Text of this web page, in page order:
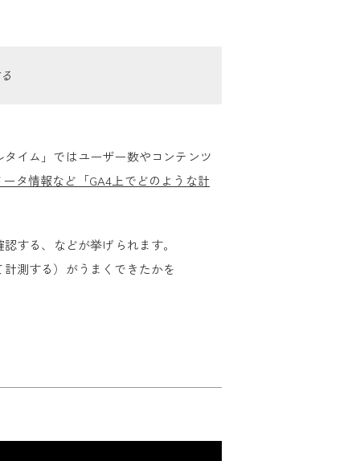
イム」ではユーザー数やコンテンツ
タ情報など「GA4上でどのような計
する、などが挙げられます。
測する）がうまくできたかを